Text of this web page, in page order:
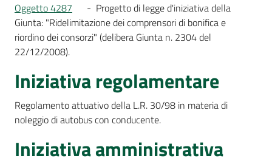
Oggetto 4287
- Progetto di legge d'iniziativa della
Giunta: "Ridelimitazione dei comprensori di bonifica e
riordino dei consorzi" (delibera Giunta n. 2304 del
22/12/2008).
Iniziativa regolamentare
Regolamento attuativo della L.R. 30/98 in materia di
noleggio di autobus con conducente.
Iniziativa amministrativa